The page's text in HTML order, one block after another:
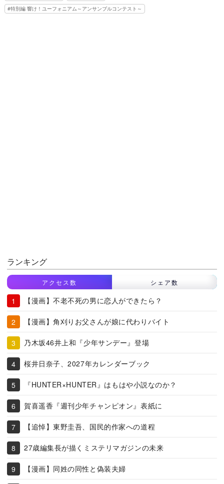
特別編 響け！ユーフォニアム～アンサンブルコンテスト～
ランキング
アクセス数 シェア数
【漫画】不老不死の男に恋人ができたら？
【漫画】角刈りお父さんが娘に代わりバイト
乃木坂46井上和『少年サンデー』登場
桜井日奈子、2027年カレンダーブック
『HUNTER×HUNTER』はもはや小説なのか？
賀喜遥香『週刊少年チャンピオン』表紙に
【追悼】東野圭吾、国民的作家への道程
27歳編集長が描くミステリマガジンの未来
【漫画】同姓の同性と偽装夫婦